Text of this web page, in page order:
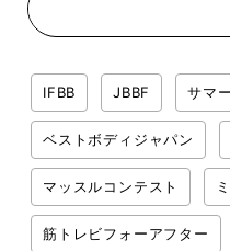
IFBB JBBF サマ
ベストボディジャパン
マッスルコンテスト
筋トレビフォーアフター